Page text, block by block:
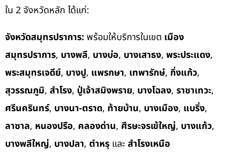
ใน 2 จังหวัดหลัก ได้แก่:
จังหวัดสมุทรปราการ: พร้อมให้บริการในเขต เมือง
สมุทรปราการ, บางพลี, บางบ่อ, บางเสาธง, พระประแดง,
พระสมุทรเจดีย์, บางปู, แพรกษา, เทพารักษ์, กิ่งแก้ว,
สุวรรณภูมิ, สำโรง, ปู่เจ้าสมิงพราย, บางโฉลง, ราชาเทวะ,
ศรีนครินทร์, บางนา-ตราด, ท้ายบ้าน, บางเมือง, แบริ่ง,
ลาซาล, หนองปรือ, คลองด่าน, ศีรษะจรเข้ใหญ่, บางแก้ว,
บางพลีใหญ่, บางปลา, ตำหรุ และสำโรงเหนือ